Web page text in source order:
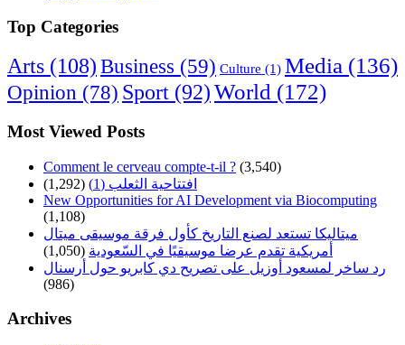
Top Categories
Arts (108) Business (59) Culture (1) Media (136)
Opinion (78) Sport (92)World (172)
Most Viewed Posts
Comment le cerveau compte-t-il ? (3,540)
افتتاحية الثعلب (1)
(1,292)
New Opportunities for AI Development via Biocomputing
(1,108)
ميتاليكا تستعد لصنع التاريخ كأول فرقة موسيقى ميتال
أمريكية تقدم عرضا موسيقيًا في السّعودية (1,050)
رد ساخر لمسعود أوزيل على تصريح دي كابريو حول أرسنال
(986)
Archives